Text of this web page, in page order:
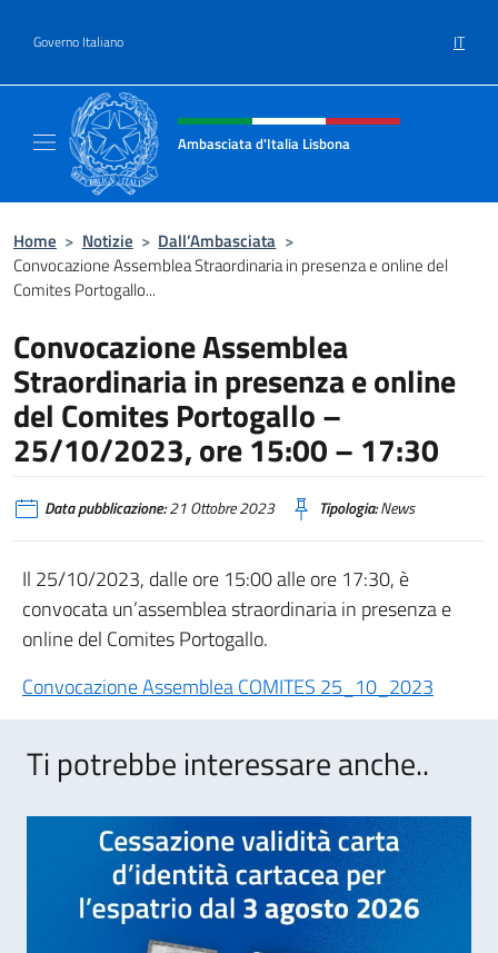
Governo Italiano IT
Intestazione sito, social e menù
Ambasciata d'Italia Lisbona
Home > Notizie > Dall’Ambasciata >
Convocazione Assemblea Straordinaria in presenza e online del
Comites Portogallo...
Convocazione Assemblea
Straordinaria in presenza e online
del Comites Portogallo –
25/10/2023, ore 15:00 – 17:30
Data pubblicazione:21 Ottobre 2023 Tipologia:News
Il 25/10/2023, dalle ore 15:00 alle ore 17:30, è
convocata un’assemblea straordinaria in presenza e
online del Comites Portogallo.
Convocazione Assemblea COMITES 25_10_2023
Ti potrebbe interessare anche..